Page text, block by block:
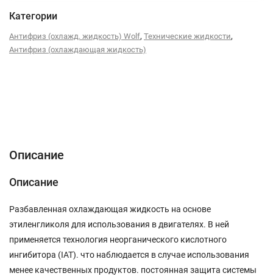
Категории
Антифриз (охлажд. жидкость) Wolf, Технические жидкости,
Антифриз (охлаждающая жидкость)
Описание
Описание
Разбавленная охлаждающая жидкость на основе
этиленгликоля для использования в двигателях. В ней
применяется технология неорганического кислотного
ингибитора (IAT). что наблюдается в случае использования
менее качественных продуктов. постоянная защита системы